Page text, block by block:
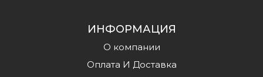
ИНФОРМАЦИЯ
О компании
Оплата И Доставка